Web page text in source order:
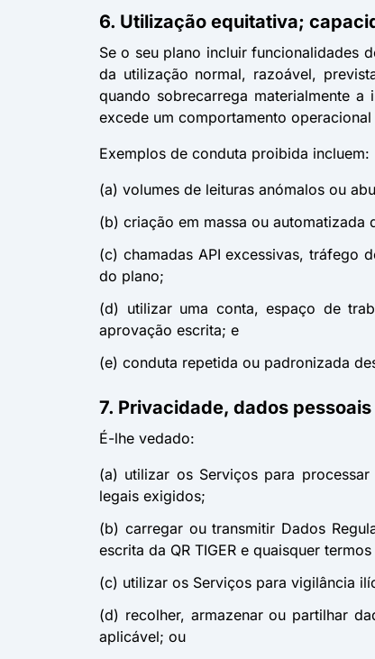
6. Utilização equitativa;
Se o seu plano incluir funcionalidades
da utilização normal, razoável,
quando sobrecarrega materialmente
excede um comportamento
Exemplos de conduta proibida incluem:
(a) volumes de leituras anómalos ou
(b) criação em massa ou
(c) chamadas API excessivas, tráfego
do plano;
(d) utilizar uma conta, espaço de
aprovação escrita; e
(e) conduta repetida ou padronizada
7. Privacidade, dados
É-lhe vedado:
(a) utilizar os Serviços para
legais exigidos;
(b) carregar ou transmitir Dados
escrita da QR TIGER e quaisquer
(c) utilizar os Serviços para vigilância
(d) recolher, armazenar ou partilhar
aplicável; ou